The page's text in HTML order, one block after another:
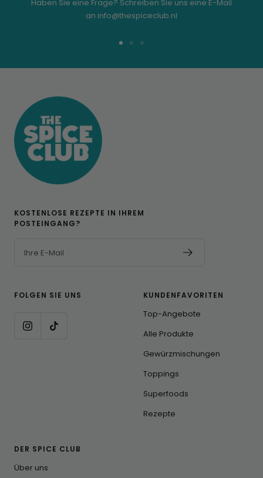
Haben Sie eine Frage? Schreiben Sie uns eine E-Mail
an info@thespiceclub.nl
KOSTENLOSE REZEPTE IN IHREM
POSTEINGANG?
Ihre E-Mail
FOLGEN SIE UNS KUNDENFAVORITEN
Top-Angebote
Alle Produkte
Gewürzmischungen
Toppings
Superfoods
Rezepte
DER SPICE CLUB
Über uns